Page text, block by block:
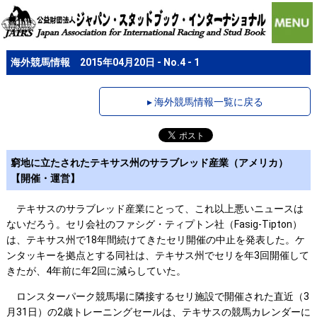
海外競馬情報 2015年04月20日 - No.4 - 1
▸ 海外競馬情報一覧に戻る
窮地に立たされたテキサス州のサラブレッド産業（アメリカ）
【開催・運営】
テキサスのサラブレッド産業にとって、これ以上悪いニュースは
ないだろう。セリ会社のファシグ・ティプトン社（Fasig-Tipton）
は、テキサス州で18年間続けてきたセリ開催の中止を発表した。ケ
ンタッキーを拠点とする同社は、テキサス州でセリを年3回開催して
きたが、4年前に年2回に減らしていた。
ロンスターパーク競馬場に隣接するセリ施設で開催された直近（3
月31日）の2歳トレーニングセールは、テキサスの競馬カレンダーに